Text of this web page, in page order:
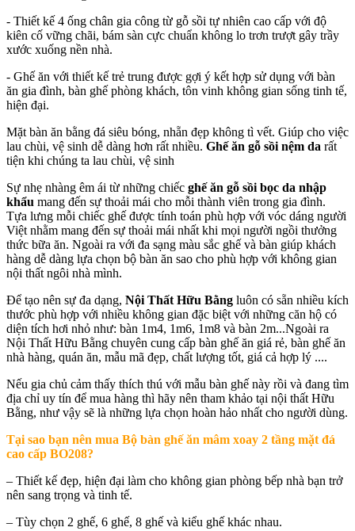
- Thiết kế 4 ống chân gia công từ gỗ sồi tự nhiên cao cấp với độ
kiên cố vững chãi, bám sàn cực chuẩn không lo trơn trượt gây trầy
xước xuống nền nhà.
- Ghế ăn với thiết kế trẻ trung được gợi ý kết hợp sử dụng với bàn
ăn gia đình, bàn ghế phòng khách, tôn vinh không gian sống tinh tế,
hiện đại.
Mặt bàn ăn bằng đá siêu bóng, nhẵn đẹp không tì vết. Giúp cho việc
lau chùi, vệ sinh dễ dàng hơn rất nhiều. Ghế ăn gỗ sồi nệm da rất
tiện khi chúng ta lau chùi, vệ sinh
Sự nhẹ nhàng êm ái từ những chiếc ghế ăn gỗ sồi bọc da nhập
khẩu mang đến sự thoải mái cho mỗi thành viên trong gia đình.
Tựa lưng mỗi chiếc ghế được tính toán phù hợp với vóc dáng người
Việt nhằm mang đến sự thoải mái nhất khi mọi người ngồi thưởng
thức bữa ăn. Ngoài ra với đa sạng màu sắc ghế và bàn giúp khách
hàng dễ dàng lựa chọn bộ bàn ăn sao cho phù hợp với không gian
nội thất ngôi nhà mình.
Để tạo nên sự đa dạng, Nội Thất Hữu Bằng luôn có sẵn nhiều kích
thước phù hợp với nhiều không gian đặc biệt với những căn hộ có
diện tích hơi nhỏ như: bàn 1m4, 1m6, 1m8 và bàn 2m...Ngoài ra
Nội Thất Hữu Bằng chuyên cung cấp bàn ghế ăn giá rẻ, bàn ghế ăn
nhà hàng, quán ăn, mẫu mã đẹp, chất lượng tốt, giá cả hợp lý ....
Nếu gia chủ cảm thấy thích thú với mẫu bàn ghế này rồi và đang tìm
địa chỉ uy tín để mua hàng thì hãy nên tham khảo tại nội thất Hữu
Bằng, như vậy sẽ là những lựa chọn hoàn hảo nhất cho người dùng.
Tại sao bạn nên mua Bộ bàn ghế ăn mâm xoay 2 tầng mặt đá
cao cấp BO208?
– Thiết kế đẹp, hiện đại làm cho không gian phòng bếp nhà bạn trở
nên sang trọng và tinh tế.
– Tùy chọn 2 ghế, 6 ghế, 8 ghế và kiểu ghế khác nhau.